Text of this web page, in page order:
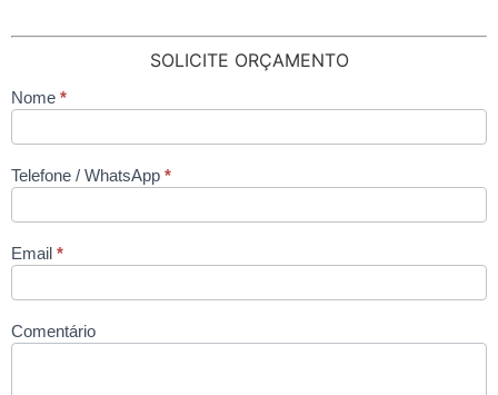
SOLICITE ORÇAMENTO
contato
Nome *
Telefone / WhatsApp *
Email *
Comentário